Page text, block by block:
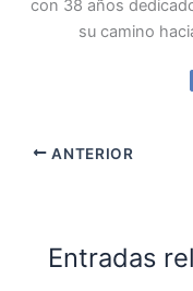
con 38 años
su camino
ANTERIOR
Entradas